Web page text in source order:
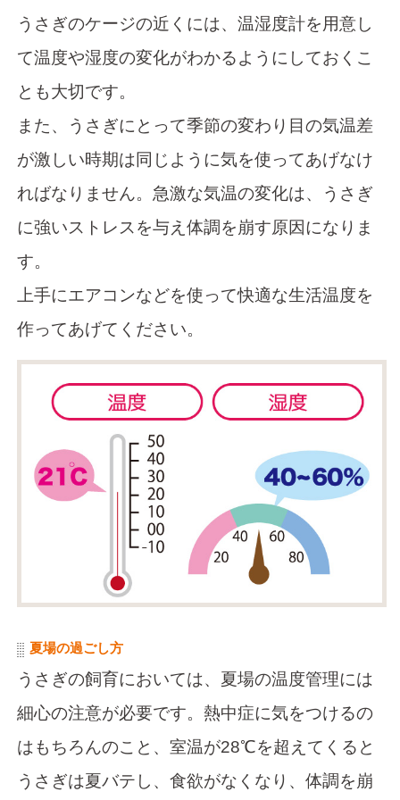
うさぎのケージの近くには、温湿度計を用意し
て温度や湿度の変化がわかるようにしておくこ
とも大切です。
また、うさぎにとって季節の変わり目の気温差
が激しい時期は同じように気を使ってあげなけ
ればなりません。急激な気温の変化は、うさぎ
に強いストレスを与え体調を崩す原因になりま
す。
上手にエアコンなどを使って快適な生活温度を
作ってあげてください。
夏場の過ごし方
うさぎの飼育においては、夏場の温度管理には
細心の注意が必要です。熱中症に気をつけるの
はもちろんのこと、室温が28℃を超えてくると
うさぎは夏バテし、食欲がなくなり、体調を崩